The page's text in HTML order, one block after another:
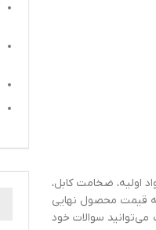
اولیه، ضخامت کابل،
قیمت محصول نهایی
می‌توانید سوالات خود